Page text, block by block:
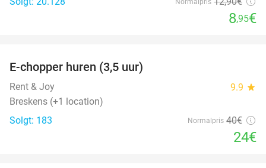
8,95€
E-chopper huren (3,5 uur)
Rent & Joy 9.9 star
Breskens (+1 location)
Solgt: 183
Normalpris 40€
24€